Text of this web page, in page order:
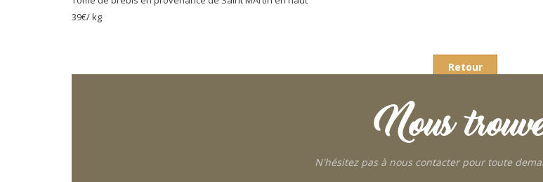
39€/ kg
Retour
Nous
N'hésitez pas à nous contacter pour toute